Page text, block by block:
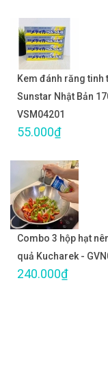
Kem đánh răng tinh
Sunstar Nhật Bản
VSM04201
55.000₫
Combo 3 hộp hạt
quả Kucharek -
240.000₫